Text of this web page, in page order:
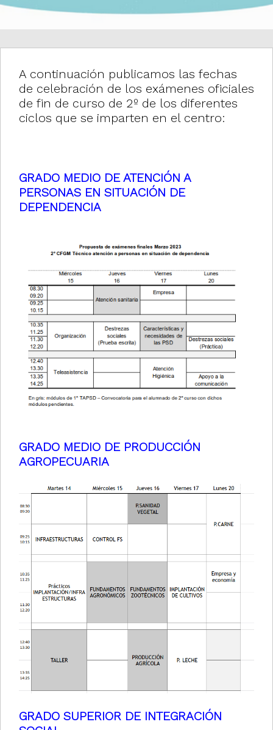
A continuación publicamos las fechas
de celebración de los exámenes oficiales
de fin de curso de 2º de los diferentes
ciclos que se imparten en el centro:
GRADO MEDIO DE ATENCIÓN A
PERSONAS EN SITUACIÓN DE
DEPENDENCIA
GRADO MEDIO DE PRODUCCIÓN
AGROPECUARIA
GRADO SUPERIOR DE INTEGRACIÓN